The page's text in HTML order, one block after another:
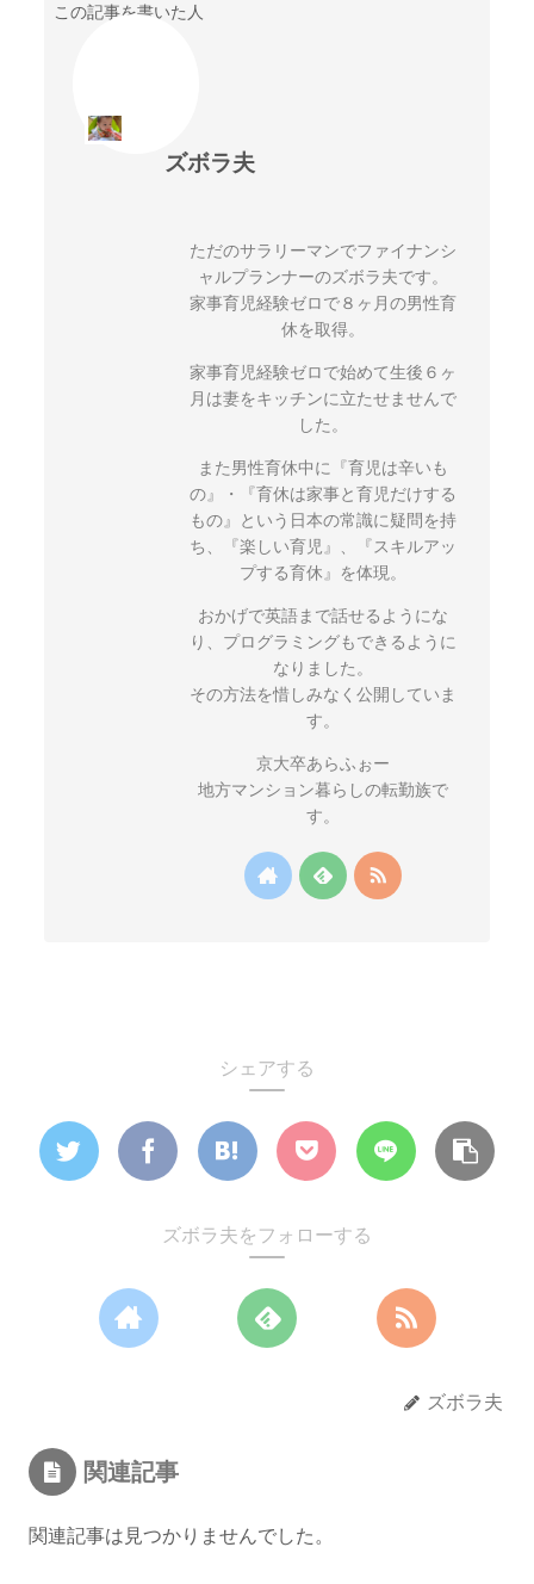
この記事を書いた人
ズボラ夫
ただのサラリーマンでファイナンシ
ャルプランナーのズボラ夫です。
家事育児経験ゼロで８ヶ月の男性育
休を取得。
家事育児経験ゼロで始めて生後６ヶ
月は妻をキッチンに立たせませんで
した。
また男性育休中に『育児は辛いも
の』・『育休は家事と育児だけする
もの』という日本の常識に疑問を持
ち、『楽しい育児』、『スキルアッ
プする育休』を体現。
おかげで英語まで話せるようにな
り、プログラミングもできるように
なりました。
その方法を惜しみなく公開していま
す。
京大卒あらふぉー
地方マンション暮らしの転勤族で
す。
シェアする
ズボラ夫をフォローする
ズボラ夫
関連記事
関連記事は見つかりませんでした。